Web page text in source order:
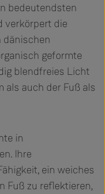
bedeutendsten
verkörpert die
dänischen
geformte
blendfreies Licht
als auch der Fuß als
in
Ihre
ein weiches
Fuß zu reflektieren,